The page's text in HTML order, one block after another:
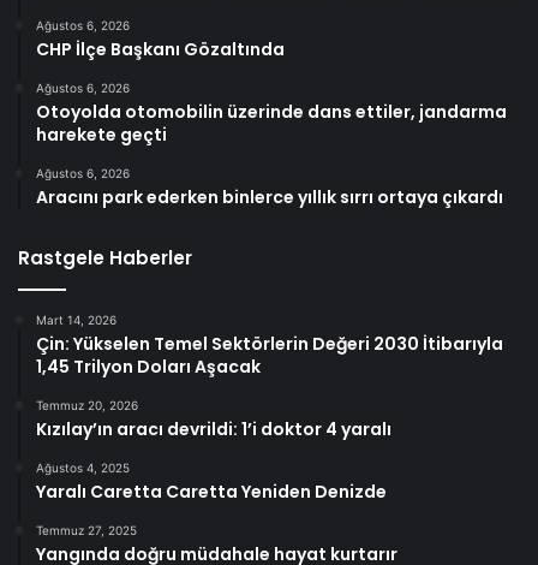
Ağustos 6, 2026
CHP İlçe Başkanı Gözaltında
Ağustos 6, 2026
Otoyolda otomobilin üzerinde dans ettiler, jandarma
harekete geçti
Ağustos 6, 2026
Aracını park ederken binlerce yıllık sırrı ortaya çıkardı
Rastgele Haberler
Mart 14, 2026
Çin: Yükselen Temel Sektörlerin Değeri 2030 İtibarıyla
1,45 Trilyon Doları Aşacak
Temmuz 20, 2026
Kızılay’ın aracı devrildi: 1’i doktor 4 yaralı
Ağustos 4, 2025
Yaralı Caretta Caretta Yeniden Denizde
Temmuz 27, 2025
Yangında doğru müdahale hayat kurtarır